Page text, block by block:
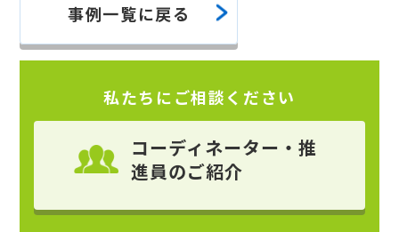
事例一覧に戻る
私たちにご相談ください
コーディネーター・推
進員のご紹介